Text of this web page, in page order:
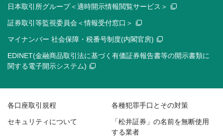
日本取引所グループ＜適時開示情報閲覧サービス＞
証券取引等監視委員会＜情報受付窓口＞
マイナンバー 社会保障・税番号制度(内閣官房)
EDINET(金融商品取引法に基づく有価証券報告書等の開示書類に
関する電子開示システム)
各口座取引規程 各種犯罪手口とその対策
セキュリティについて
「松井証券」の名前を無断使用
する業者